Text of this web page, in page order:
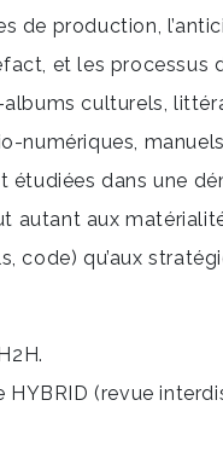
de production,
et les processus
culturels,
numériques,
étudiées dans une
autant aux
code) qu’aux
(revue